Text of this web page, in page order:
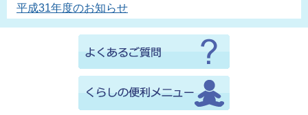
平成31年度のお知らせ